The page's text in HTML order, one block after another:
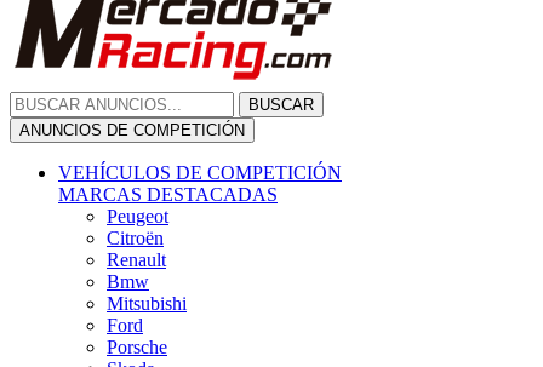
BUSCAR
ANUNCIOS DE COMPETICIÓN
VEHÍCULOS DE COMPETICIÓN
MARCAS DESTACADAS
Peugeot
Citroën
Renault
Bmw
Mitsubishi
Ford
Porsche
Skoda
OTRAS MARCAS